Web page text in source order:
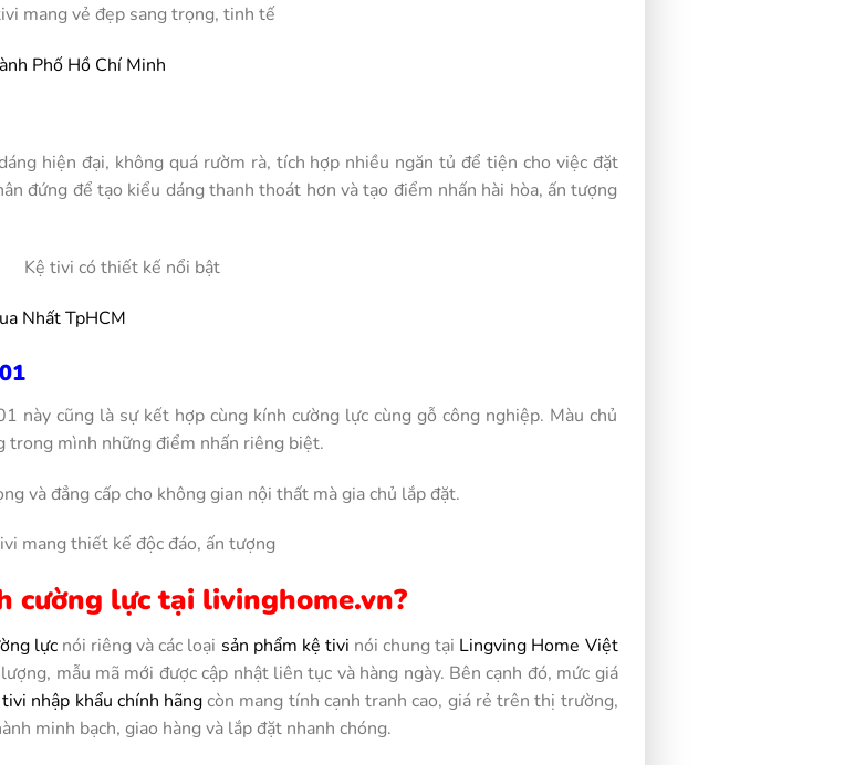
mang vẻ đẹp sang trọng, tinh tế
Phố Hồ Chí Minh
hiện đại, không quá rườm rà, tích hợp nhiều ngăn tủ để tiện cho việc đặt
đứng để tạo kiểu dáng thanh thoát hơn và tạo điểm nhấn hài hòa, ấn tượng
Kệ tivi có thiết kế nổi bật
Nhất TpHCM
này cũng là sự kết hợp cùng kính cường lực cùng gỗ công nghiệp. Màu chủ
trong mình những điểm nhấn riêng biệt.
và đẳng cấp cho không gian nội thất mà gia chủ lắp đặt.
mang thiết kế độc đáo, ấn tượng
cường lực tại livinghome.vn?
lựcnói riêng và các loại sản phẩm kệ tivi nói chung tại Lingving Home Việt
mẫu mã mới được cập nhật liên tục và hàng ngày. Bên cạnh đó, mức giá
nhập khẩu chính hãngcòn mang tính cạnh tranh cao, giá rẻ trên thị trường,
minh bạch, giao hàng và lắp đặt nhanh chóng.